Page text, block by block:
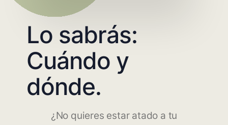
Lo sabrás:
Cuándo y
dónde.
¿No quieres estar atado a tu